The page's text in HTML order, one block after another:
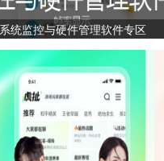
系统监控与硬件管理软件专区